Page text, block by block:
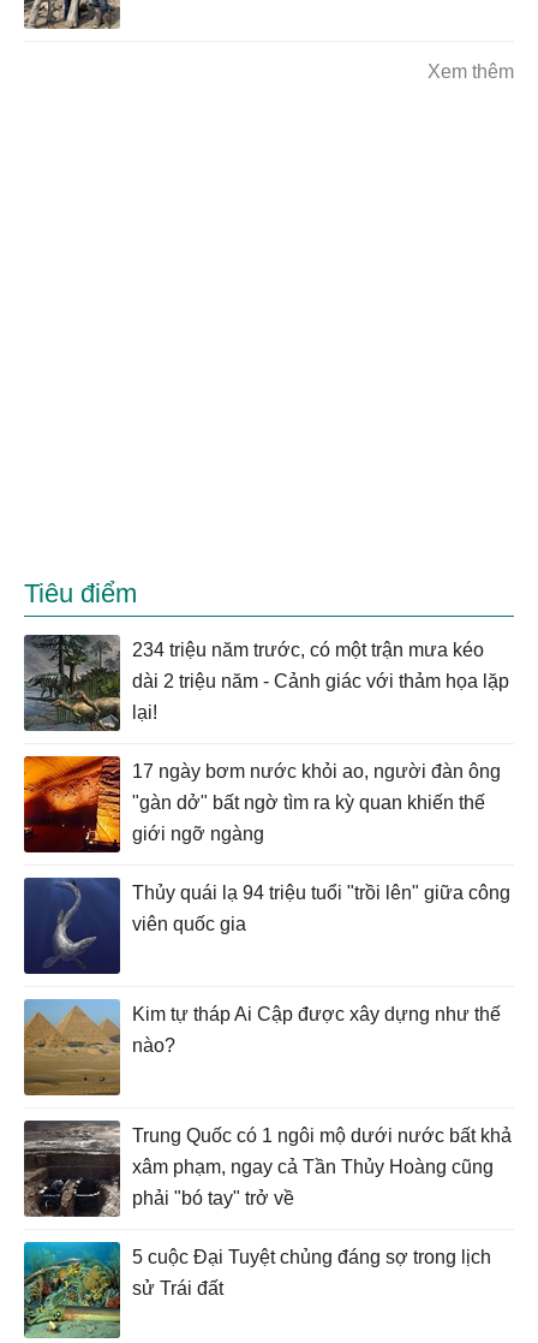
Xem thêm
Tiêu điểm
234 triệu năm trước, có một trận mưa kéo
dài 2 triệu năm - Cảnh giác với thảm họa lặp
lại!
17 ngày bơm nước khỏi ao, người đàn ông
"gàn dở" bất ngờ tìm ra kỳ quan khiến thế
giới ngỡ ngàng
Thủy quái lạ 94 triệu tuổi "trồi lên" giữa công
viên quốc gia
Kim tự tháp Ai Cập được xây dựng như thế
nào?
Trung Quốc có 1 ngôi mộ dưới nước bất khả
xâm phạm, ngay cả Tần Thủy Hoàng cũng
phải "bó tay" trở về
5 cuộc Đại Tuyệt chủng đáng sợ trong lịch
sử Trái đất